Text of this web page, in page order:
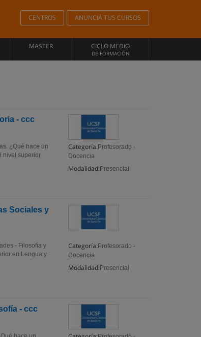
CENTROS ANUNCIÁ TUS CURSOS
MASTER CICLO MEDIO
DE FORMACIÓN
- ccc
Categoría: Profesorado -
Docencia
Modalidad: Presencial
¿Qué hace un
nivel superior
Sociales y
Categoría: Profesorado -
Docencia
Modalidad: Presencial
- Filosofía y
en Lengua y
- ccc